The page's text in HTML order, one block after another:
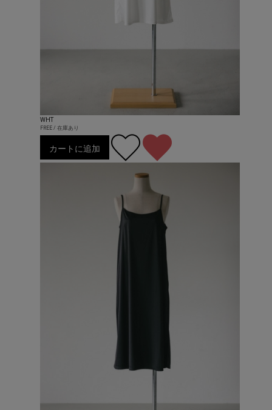
WHT
FREE / 在庫あり
カートに追加